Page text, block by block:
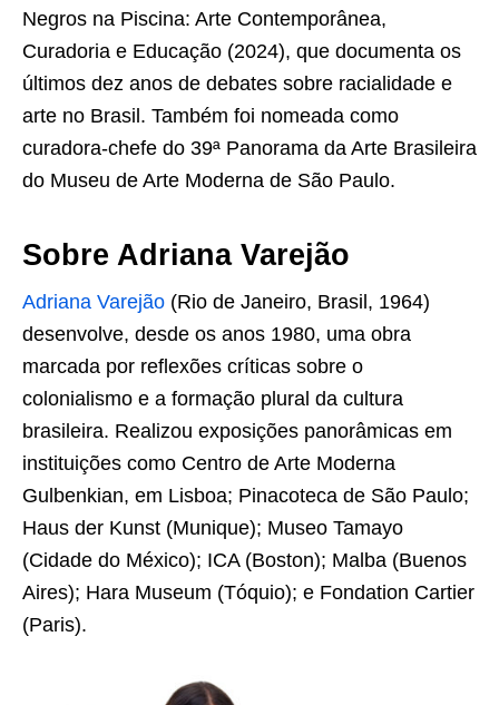
Negros na Piscina: Arte Contemporânea,
Curadoria e Educação (2024), que documenta os
últimos dez anos de debates sobre racialidade e
arte no Brasil. Também foi nomeada como
curadora-chefe do 39ª Panorama da Arte Brasileira
do Museu de Arte Moderna de São Paulo.
Sobre Adriana Varejão
Adriana Varejão (Rio de Janeiro, Brasil, 1964)
desenvolve, desde os anos 1980, uma obra
marcada por reflexões críticas sobre o
colonialismo e a formação plural da cultura
brasileira. Realizou exposições panorâmicas em
instituições como Centro de Arte Moderna
Gulbenkian, em Lisboa; Pinacoteca de São Paulo;
Haus der Kunst (Munique); Museo Tamayo
(Cidade do México); ICA (Boston); Malba (Buenos
Aires); Hara Museum (Tóquio); e Fondation Cartier
(Paris).